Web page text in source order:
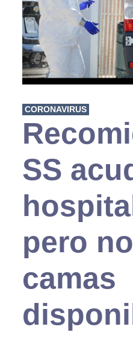
CORONAVIRUS
SS
pero
camas